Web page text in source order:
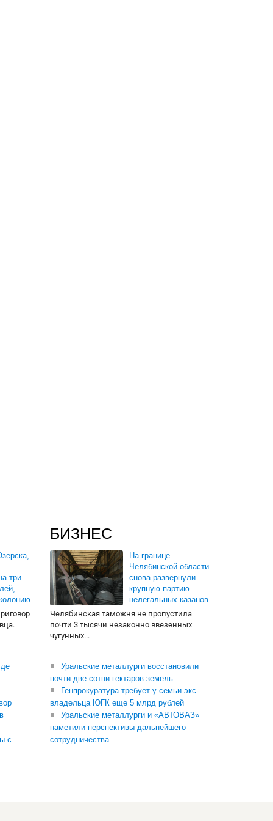
три
с
БИЗНЕС
На границе
Челябинской области
снова развернули
крупную партию
нелегальных казанов
Челябинская таможня не пропустила
почти 3 тысячи незаконно ввезенных
чугунных...
Уральские металлурги восстановили
почти две сотни гектаров земель
Генпрокуратура требует у семьи экс-
владельца ЮГК еще 5 млрд рублей
Уральские металлурги и «АВТОВАЗ»
наметили перспективы дальнейшего
сотрудничества